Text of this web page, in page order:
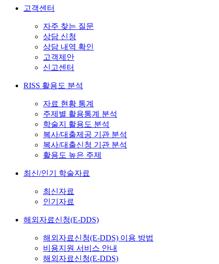
고객센터
자주 찾는 질문
상담 신청
상담 내역 확인
고객제안
신고센터
RISS 활용도 분석
자료 현황 통계
주제별 활용통계 분석
학술지 활용도 분석
복사/대출제공 기관 분석
복사/대출신청 기관 분석
활용도 높은 주제
최신/인기 학술자료
최신자료
인기자료
해외자료신청(E-DDS)
해외자료신청(E-DDS) 이용 방법
비용지원 서비스 안내
해외자료신청(E-DDS)